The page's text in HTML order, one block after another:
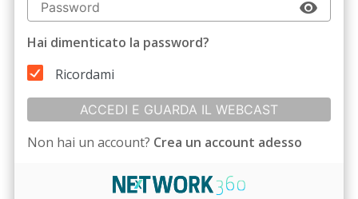
Hai dimenticato la password?
Ricordami
ACCEDI E GUARDA IL WEBCAST
Non hai un account? Crea un account adesso